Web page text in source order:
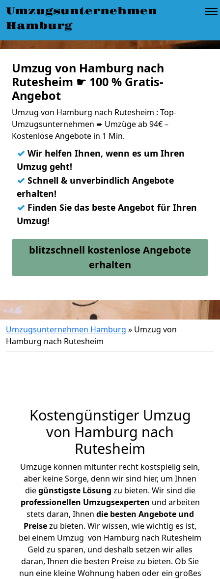
Umzugsunternehmen
Hamburg
Umzug von Hamburg nach
Rutesheim ☛ 100 % Gratis-
Angebot
Umzug von Hamburg nach Rutesheim : Top-
Umzugsunternehmen ➨ Umzüge ab 94€ –
Kostenlose Angebote in 1 Min.
✓ Wir helfen Ihnen, wenn es um Ihren
Umzug geht!
✓ Schnell & unverbindlich Angebote
erhalten!
✓ Finden Sie das beste Angebot für Ihren
Umzug!
blitzschnell kostenlose Angebote
erhalten
Umzugsunternehmen Hamburg » Umzug von
Hamburg nach Rutesheim
Kostengünstiger Umzug
von Hamburg nach
Rutesheim
Umzüge können mitunter recht kostspielig sein,
aber keine Sorge, denn wir sind hier, um Ihnen
diegünstigste Lösung zu bieten. Wir sind die
professionellen Umzugsexperten und arbeiten
stets daran, Ihnen die besten Angebote und
Preisezu bieten. Wir wissen, wie wichtig es ist,
bei einem Umzug von Hamburg nach Rutesheim
Geld zu sparen, und deshalb setzen wir alles
daran, Ihnen die besten Preise zu bieten. Ob Sie
nun eine kleine Wohnung haben oder ein großes